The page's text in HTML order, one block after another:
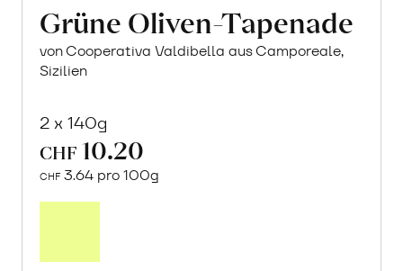
Grüne Oliven-Tapenade
von Cooperativa Valdibella aus Camporeale,
Sizilien
2 x 140g
CHF 10.20
CHF 3.64 pro 100g